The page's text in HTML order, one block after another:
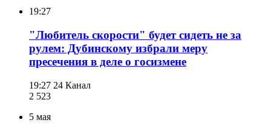
19:27
"Любитель скорости" будет сидеть не за
рулем: Дубинскому избрали меру
пресечения в деле о госизмене
19:27 24 Канал
2 523
5 мая